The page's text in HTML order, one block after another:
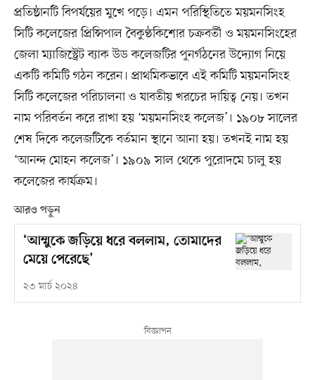
প্রতিষ্ঠানটি বিপর্যয়ের মুখে পড়ে। এমন পরিস্থিতিতে ময়মনসিংহ
সিটি কলেজের প্রিন্সিপাল বৈকুণ্ঠকিশোর চক্রবর্তী ও ময়মনসিংহের
জেলা ম্যাজিস্ট্রেট ব্যাক উড কলেজটির পুনর্গঠনের উদ্যোগ নিয়ে
একটি কমিটি গঠন করেন। প্রাথমিকভাবে এই কমিটি ময়মনসিংহ
সিটি কলেজের পরিচালনা ও যাবতীয় খরচের দায়িত্ব নেয়। তখন
নাম পরিবর্তন করে রাখা হয় ‘ময়মনসিংহ কলেজ’। ১৯০৮ সালের
শেষ দিকে কলেজটিকে বর্তমান স্থানে আনা হয়। তখনই নাম হয়
‘আনন্দ মোহন কলেজ’। ১৯০৯ সাল থেকে পুরোদমে চালু হয়
কলেজের কার্যক্রম।
আরও পড়ুন
‘আম্মুকে জড়িয়ে ধরে বললাম, তোমাদের
মেয়ে পেরেছে’
২৩ মার্চ ২০২৪